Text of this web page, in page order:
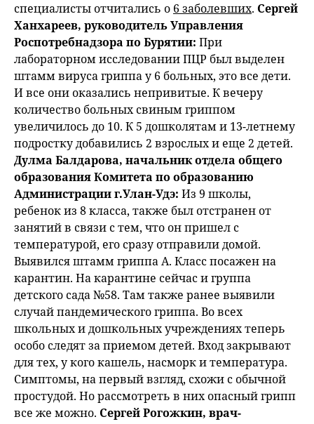
специалисты отчитались о 6 заболевших. Сергей
Ханхареев, руководитель Управления
Роспотребнадзора по Бурятии: При
лабораторном исследовании ПЦР был выделен
штамм вируса гриппа у 6 больных, это все дети.
И все они оказались непривитые. К вечеру
количество больных свиным гриппом
увеличилось до 10. К 5 дошколятам и 13-летнему
подростку добавились 2 взрослых и еще 2 детей.
Дулма Балдарова, начальник отдела общего
образования Комитета по образованию
Администрации г.Улан-Удэ: Из 9 школы,
ребенок из 8 класса, также был отстранен от
занятий в связи с тем, что он пришел с
температурой, его сразу отправили домой.
Выявился штамм гриппа А. Класс посажен на
карантин. На карантине сейчас и группа
детского сада №58. Там также ранее выявили
случай пандемического гриппа. Во всех
школьных и дошкольных учреждениях теперь
особо следят за приемом детей. Вход закрывают
для тех, у кого кашель, насморк и температура.
Симптомы, на первый взгляд, схожи с обычной
простудой. Но рассмотреть в них опасный грипп
все же можно. Сергей Рогожкин, врач-